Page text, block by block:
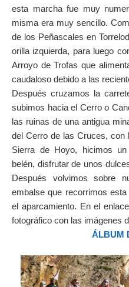
esta marcha fue muy
misma era muy sencillo.
de los Peñascales en
orilla izquierda, para luego
Arroyo de Trofas que
caudaloso debido a las
Después cruzamos la
subimos hacia el Cerro o
las ruinas de una antigua
del Cerro de las Cruces, con
Sierra de Hoyo, hicimos
belén, disfrutar de unos
Después volvimos sobre
embalse que recorrimos
el aparcamiento. En el
fotográfico con las imágenes
ÁLBUM